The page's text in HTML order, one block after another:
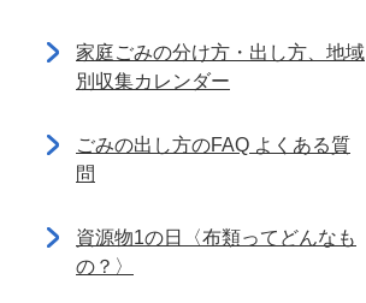
家庭ごみの分け方・出し方、地域
別収集カレンダー
ごみの出し方のFAQ よくある質
問
資源物1の日〈布類ってどんなも
の？〉